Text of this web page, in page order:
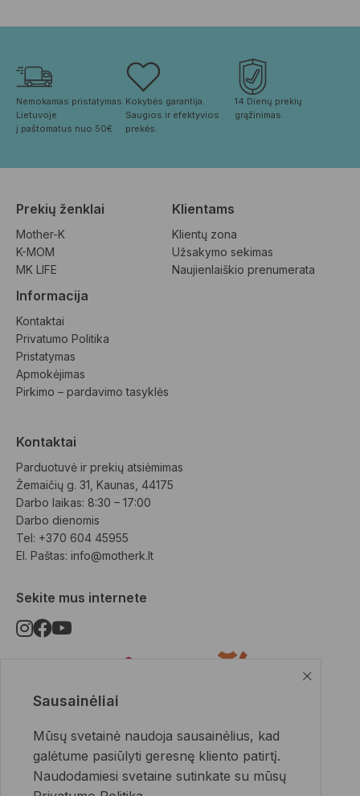
Nemokamas pristatymas
Lietuvoje
į paštomatus nuo 50€
Kokybės garantija.
Saugios ir efektyvios
prekės.
14 Dienų prekių
grąžinimas.
Prekių ženklai
Mother-K
K-MOM
MK LIFE
Klientams
Klientų zona
Užsakymo sekimas
Naujienlaiškio prenumerata
Informacija
Kontaktai
Privatumo Politika
Pristatymas
Apmokėjimas
Pirkimo – pardavimo tasyklės
Kontaktai
Parduotuvė ir prekių atsiėmimas
Žemaičių g. 31, Kaunas, 44175
Darbo laikas: 8:30 – 17:00
Darbo dienomis
Tel: +370 604 45955
El. Paštas: info@motherk.lt
Sekite mus internete
Sausainėliai
Mūsų svetainė naudoja sausainėlius, kad
galėtume pasiūlyti geresnę kliento patirtį.
Naudodamiesi svetaine sutinkate su mūsų